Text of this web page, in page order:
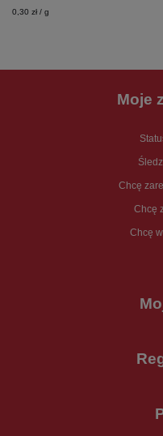
0,30 zł / g
Moje
Chcę
Chcę
Chcę